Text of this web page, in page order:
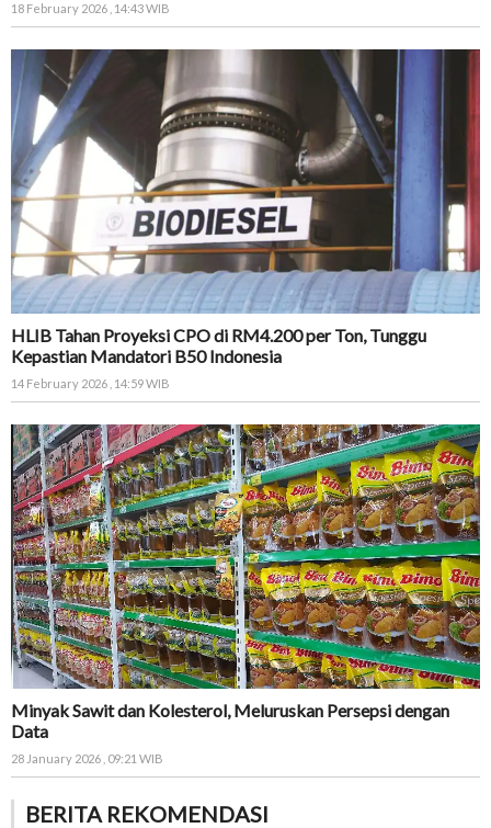
18 February 2026 , 14:43 WIB
HLIB Tahan Proyeksi CPO di RM4.200 per Ton, Tunggu
Kepastian Mandatori B50 Indonesia
14 February 2026 , 14:59 WIB
Minyak Sawit dan Kolesterol, Meluruskan Persepsi dengan
Data
28 January 2026 , 09:21 WIB
BERITA REKOMENDASI